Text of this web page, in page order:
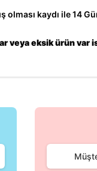
kaydı ile 14
veya eksik ürün var